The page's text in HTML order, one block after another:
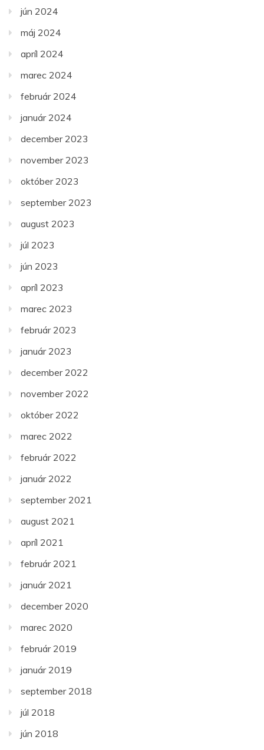
jún 2024
máj 2024
apríl 2024
marec 2024
február 2024
január 2024
december 2023
november 2023
október 2023
september 2023
august 2023
júl 2023
jún 2023
apríl 2023
marec 2023
február 2023
január 2023
december 2022
november 2022
október 2022
marec 2022
február 2022
január 2022
september 2021
august 2021
apríl 2021
február 2021
január 2021
december 2020
marec 2020
február 2019
január 2019
september 2018
júl 2018
jún 2018